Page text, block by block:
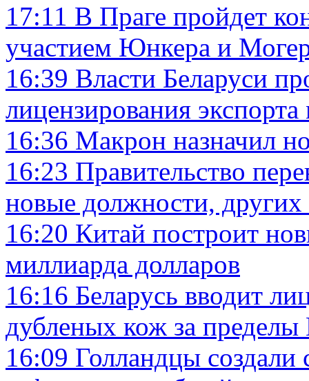
17:11 В Праге пройдет
участием Юнкера и
16:39 Власти Беларуси
лицензирования
16:36 Макрон назначил
16:23 Правительство
новые должности, других
16:20 Китай построит
миллиарда долларов
16:16 Беларусь вводит
дубленых кож за
16:09 Голландцы создали